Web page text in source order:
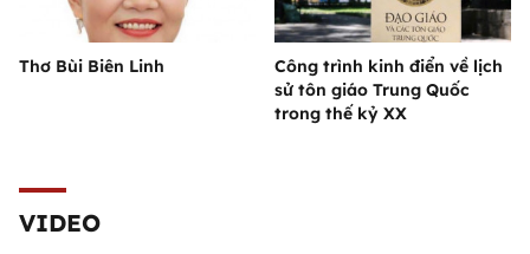
Thơ Bùi Biên Linh
Công trình kinh điển về lịch
sử tôn giáo Trung Quốc
trong thế kỷ XX
VIDEO